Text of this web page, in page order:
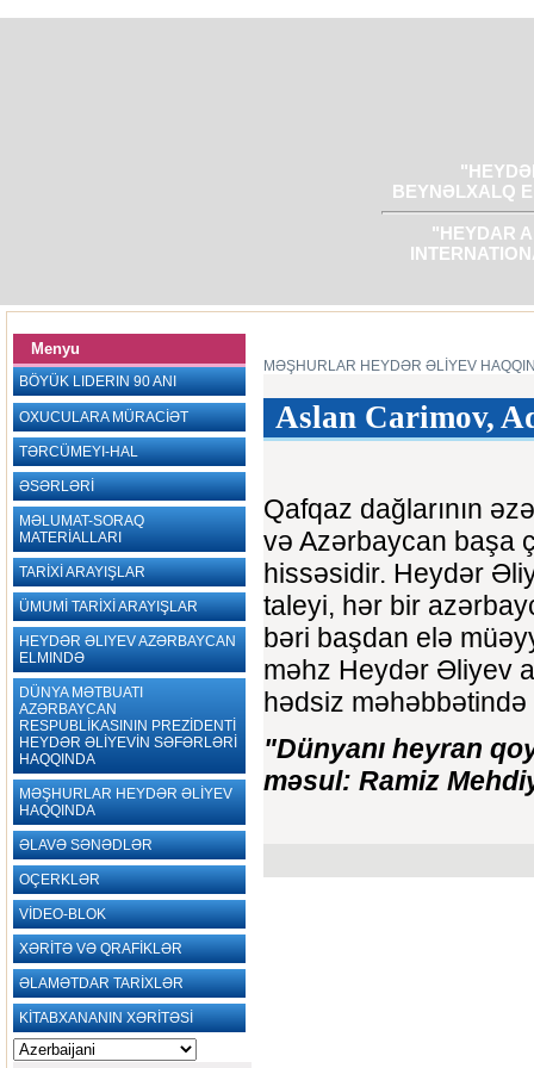
BEYNƏLXALQ
"HEYDAR
Menyu
BÖYÜK LIDERIN 90 ANI
OXUCULARA MÜRACİƏT
TƏRCÜMEYI-HAL
ƏSƏRLƏRİ
MƏLUMAT-SORAQ
MATERİALLARI
TARİXİ ARAYIŞLAR
ÜMUMİ TARİXİ ARAYIŞLAR
HEYDƏR ƏLIYEV AZƏRBAYCAN
ELMINDƏ
DÜNYA MƏTBUATI
AZƏRBAYCAN
RESPUBLİKASININ PREZİDENTİ
HEYDƏR ƏLİYEVİN SƏFƏRLƏRİ
HAQQINDA
MƏŞHURLAR HEYDƏR ƏLİYEV
HAQQINDA
ƏLAVƏ SƏNƏDLƏR
OÇERKLƏR
VİDEO-BLOK
XƏRİTƏ VƏ QRAFİKLƏR
ƏLAMƏTDAR TARİXLƏR
KİTABXANANIN XƏRİTƏSİ
MƏŞHURLAR HEYDƏR ƏLİYEV
Aslan Carimov,
Qafqaz dağlarının
və Azərbaycan başa
hissəsidir. Heydər
taleyi, hər bir
bəri başdan elə
məhz Heydər Əliyev
hədsiz məhəbbətində
"Dünyanı heyran
məsul: Ramiz